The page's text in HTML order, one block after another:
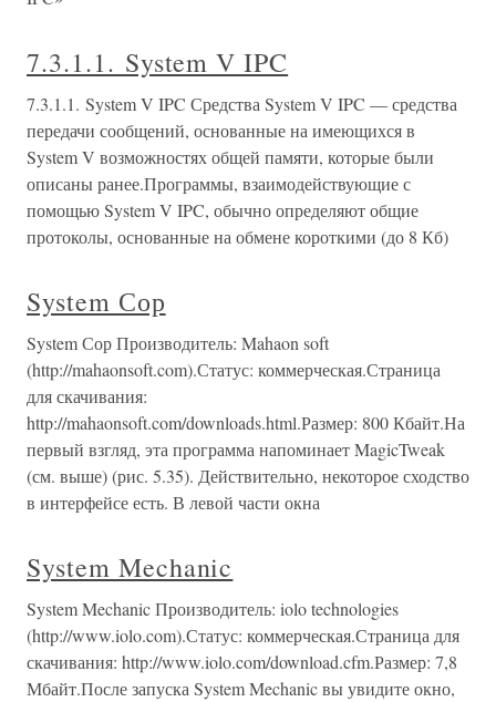
7.3.1.1. System V IPC
7.3.1.1. System V IPC Средства System V IPC — средства
передачи сообщений, основанные на имеющихся в
System V возможностях общей памяти, которые были
описаны ранее.Программы, взаимодействующие с
помощью System V IPC, обычно определяют общие
протоколы, основанные на обмене короткими (до 8 Кб)
System Сор
System Сор Производитель: Mahaon soft
(http://mahaonsoft.com).Статус: коммерческая.Страница
для скачивания:
http://mahaonsoft.com/downloads.html.Размер: 800 Кбайт.На
первый взгляд, эта программа напоминает MagicTweak
(см. выше) (рис. 5.35). Действительно, некоторое сходство
в интерфейсе есть. В левой части окна
System Mechanic
System Mechanic Производитель: iolo technologies
(http://www.iolo.com).Статус: коммерческая.Страница для
скачивания: http://www.iolo.com/download.cfm.Размер: 7,8
Мбайт.После запуска System Mechanic вы увидите окно,